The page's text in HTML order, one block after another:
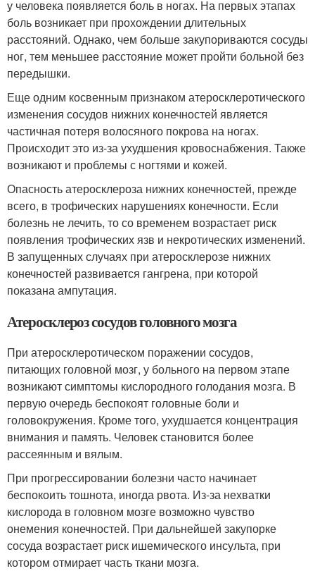
у человека появляется боль в ногах. На первых этапах
боль возникает при прохождении длительных
расстояний. Однако, чем больше закупориваются сосуды
ног, тем меньшее расстояние может пройти больной без
передышки.
Еще одним косвенным признаком атеросклеротического
изменения сосудов нижних конечностей является
частичная потеря волосяного покрова на ногах.
Происходит это из-за ухудшения кровоснабжения. Также
возникают и проблемы с ногтями и кожей.
Опасность атеросклероза нижних конечностей, прежде
всего, в трофических нарушениях конечности. Если
болезнь не лечить, то со временем возрастает риск
появления трофических язв и некротических изменений.
В запущенных случаях при атеросклерозе нижних
конечностей развивается гангрена, при которой
показана ампутация.
Атеросклероз сосудов головного мозга
При атеросклеротическом поражении сосудов,
питающих головной мозг, у больного на первом этапе
возникают симптомы кислородного голодания мозга. В
первую очередь беспокоят головные боли и
головокружения. Кроме того, ухудшается концентрация
внимания и память. Человек становится более
рассеянным и вялым.
При прогрессировании болезни часто начинает
беспокоить тошнота, иногда рвота. Из-за нехватки
кислорода в головном мозге возможно чувство
онемения конечностей. При дальнейшей закупорке
сосуда возрастает риск ишемического инсульта, при
котором отмирает часть ткани мозга.